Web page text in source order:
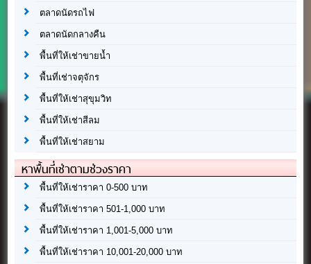
ตลาดนัดรถไฟ
ตลาดนัดกลางคืน
พื้นที่ให้เช่าขายน้ำ
พื้นที่เช่าจตุจักร
พื้นที่ให้เช่าสุขุมวิท
พื้นที่ให้เช่าสีลม
พื้นที่ให้เช่าสยาม
หาพื้นที่เช่าตามช่วงราคา
พื้นที่ให้เช่าราคา 0-500 บาท
พื้นที่ให้เช่าราคา 501-1,000 บาท
พื้นที่ให้เช่าราคา 1,001-5,000 บาท
พื้นที่ให้เช่าราคา 10,001-20,000 บาท